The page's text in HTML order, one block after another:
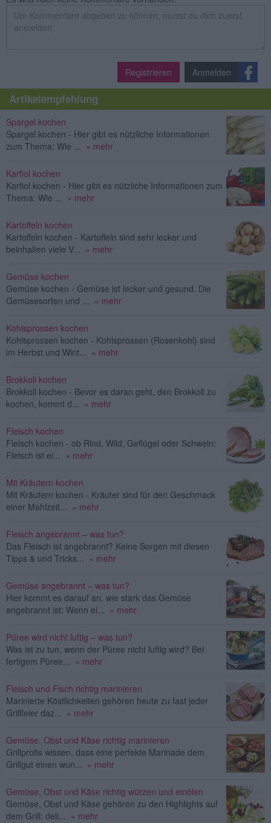
Registrieren Anmelden
Artikelempfehlung
Spargel kochen
Spargel kochen - Hier gibt es nützliche Informationen
zum Thema: Wie ... » mehr
Karfiol kochen
Karfiol kochen - Hier gibt es nützliche Informationen zum
Thema: Wie ... » mehr
Kartoffeln kochen
Kartoffeln kochen - Kartoffeln sind sehr lecker und
beinhalten viele V... » mehr
Gemüse kochen
Gemüse kochen - Gemüse ist lecker und gesund. Die
Gemüsesorten und ... » mehr
Kohlsprossen kochen
Kohlsprossen kochen - Kohlsprossen (Rosenkohl) sind
im Herbst und Wint... » mehr
Brokkoli kochen
Brokkoli kochen - Bevor es daran geht, den Brokkoli zu
kochen, kommt d... » mehr
Fleisch kochen
Fleisch kochen - ob Rind, Wild, Geflügel oder Schwein:
Fleisch ist ei... » mehr
Mit Kräutern kochen
Mit Kräutern kochen - Kräuter sind für den Geschmack
einer Mahlzeit... » mehr
Fleisch angebrannt – was tun?
Das Fleisch ist angebrannt? Keine Sorgen mit diesen
Tipps & und Tricks... » mehr
Gemüse angebrannt – was tun?
Hier kommt es darauf an, wie stark das Gemüse
angebrannt ist: Wenn ei... » mehr
Püree wird nicht luftig – was tun?
Was ist zu tun, wenn der Püree nicht luftig wird? Bei
fertigem Püree... » mehr
Fleisch und Fisch richtig marinieren
Marinierte Köstlichkeiten gehören heute zu fast jeder
Grillfeier daz... » mehr
Gemüse, Obst und Käse richtig marinieren
Grillprofis wissen, dass eine perfekte Marinade dem
Grillgut einen wun... » mehr
Gemüse, Obst und Käse richtig würzen und einölen
Gemüse, Obst und Käse gehören zu den Highlights auf
dem Grill: deli... » mehr